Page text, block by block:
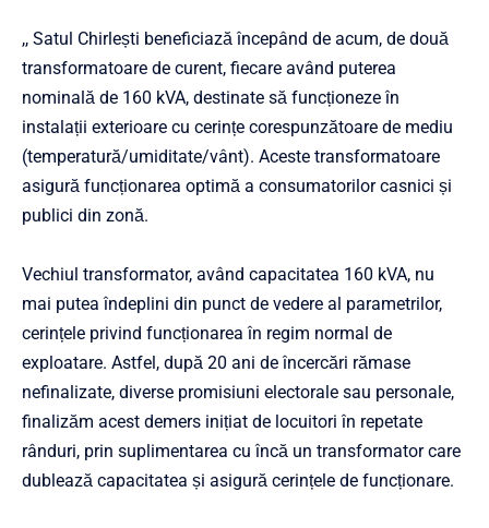
,, Satul Chirlești beneficiază începând de acum, de două
transformatoare de curent, fiecare având puterea
nominală de 160 kVA, destinate să funcționeze în
instalații exterioare cu cerințe corespunzătoare de mediu
(temperatură/umiditate/vânt). Aceste transformatoare
asigură funcționarea optimă a consumatorilor casnici și
publici din zonă.
Vechiul transformator, având capacitatea 160 kVA, nu
mai putea îndeplini din punct de vedere al parametrilor,
cerințele privind funcționarea în regim normal de
exploatare. Astfel, după 20 ani de încercări rămase
nefinalizate, diverse promisiuni electorale sau personale,
finalizăm acest demers inițiat de locuitori în repetate
rânduri, prin suplimentarea cu încă un transformator care
dublează capacitatea și asigură cerințele de funcționare.